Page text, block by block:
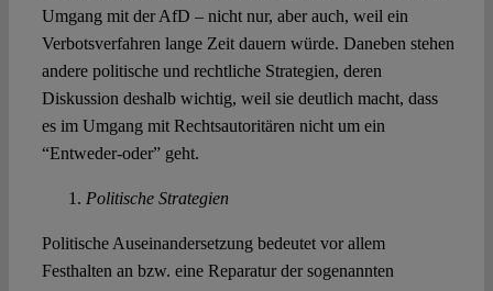
Umgang mit der AfD – nicht nur, aber auch, weil ein
Verbotsverfahren lange Zeit dauern würde. Daneben stehen
andere politische und rechtliche Strategien, deren
Diskussion deshalb wichtig, weil sie deutlich macht, dass
es im Umgang mit Rechtsautoritären nicht um ein
“Entweder-oder” geht.
Politische Strategien
Politische Auseinandersetzung bedeutet vor allem
Festhalten an bzw. eine Reparatur der sogenannten